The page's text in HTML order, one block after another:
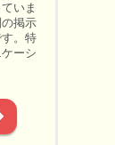
いま
掲示
。特
ーシ